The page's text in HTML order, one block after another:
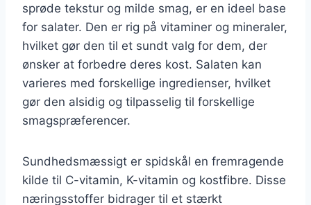
sprøde tekstur og milde smag, er en ideel base
for salater. Den er rig på vitaminer og mineraler,
hvilket gør den til et sundt valg for dem, der
ønsker at forbedre deres kost. Salaten kan
varieres med forskellige ingredienser, hvilket
gør den alsidig og tilpasselig til forskellige
smagspræferencer.
Sundhedsmæssigt er spidskål en fremragende
kilde til C-vitamin, K-vitamin og kostfibre. Disse
næringsstoffer bidrager til et stærkt